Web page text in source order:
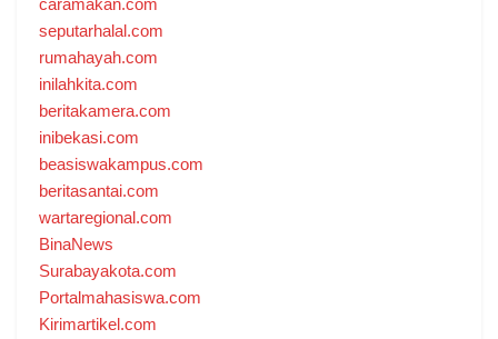
caramakan.com
seputarhalal.com
rumahayah.com
inilahkita.com
beritakamera.com
inibekasi.com
beasiswakampus.com
beritasantai.com
wartaregional.com
BinaNews
Surabayakota.com
Portalmahasiswa.com
Kirimartikel.com